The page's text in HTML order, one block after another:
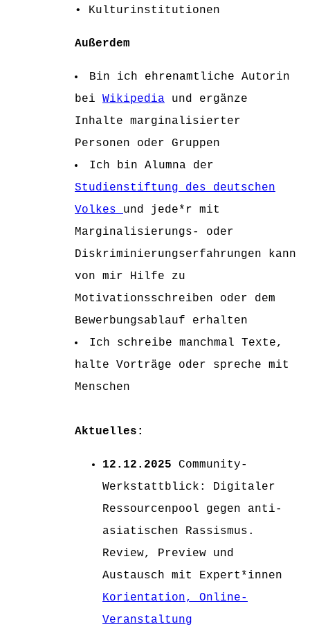
• Kulturinstitutionen
Außerdem
Bin ich ehrenamtliche Autorin
bei Wikipedia und ergänze
Inhalte marginalisierter
Personen oder Gruppen
Ich bin Alumna der
Studienstiftung des deutschen
Volkes und jede*r mit
Marginalisierungs- oder
Diskriminierungserfahrungen kann
von mir Hilfe zu
Motivationsschreiben oder dem
Bewerbungsablauf erhalten
Ich schreibe manchmal Texte,
halte Vorträge oder spreche mit
Menschen
Aktuelles:
12.12.2025 Community-
Werkstattblick: Digitaler
Ressourcenpool gegen anti-
asiatischen Rassismus.
Review, Preview und
Austausch mit Expert*innen
Korientation, Online-
Veranstaltung